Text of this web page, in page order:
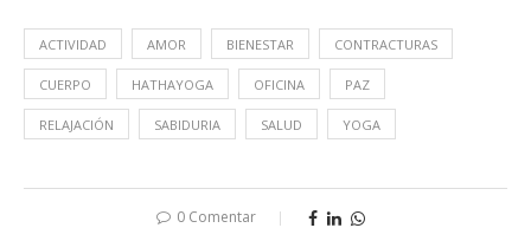
ACTIVIDAD AMOR BIENESTAR CONTRACTURAS
CUERPO HATHAYOGA OFICINA PAZ
RELAJACIÓN SABIDURIA SALUD YOGA
0 Comentar